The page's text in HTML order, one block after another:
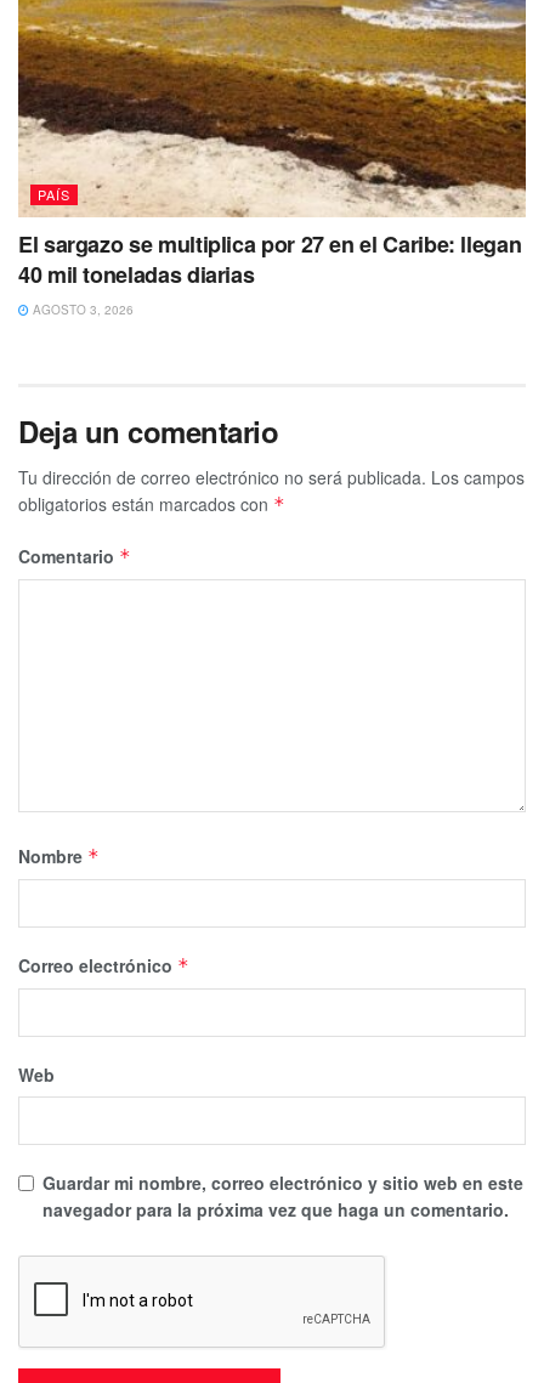
PAÍS
El sargazo se multiplica por 27 en el Caribe: llegan
40 mil toneladas diarias
AGOSTO 3, 2026
Deja un comentario
Tu dirección de correo electrónico no será publicada. Los campos
obligatorios están marcados con *
Comentario *
Nombre *
Correo electrónico *
Web
Guardar mi nombre, correo electrónico y sitio web en este
navegador para la próxima vez que haga un comentario.